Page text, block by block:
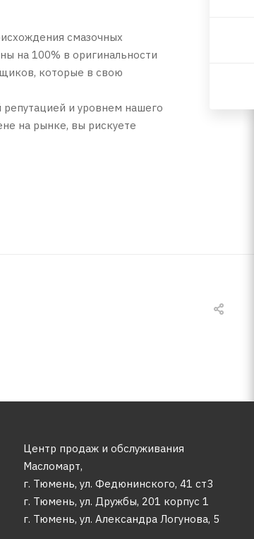
смазочных
на 100% в оригинальности
которые в свою
и уровнем нашего
на рынке, вы рискуете
Центр продаж и обслуживания
Масломарт,
г. Тюмень, ул. Федюнинского, 41 ст3
г. Тюмень, ул. Дружбы, 201 корпус 1
г. Тюмень, ул. Александра Логунова, 5